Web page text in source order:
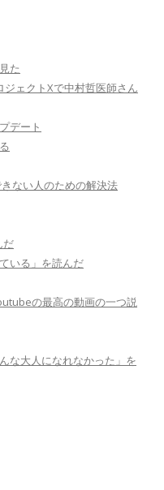
た
ェクトXで中村哲医師さん
デート
ない人のための解決法
だ
いる」を読んだ
の最高の動画の一つ説
な大人になれなかった」を